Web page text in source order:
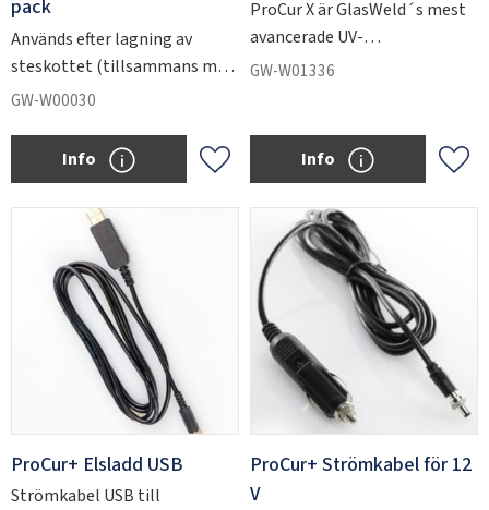
pack
Används efter lagning av
steskottet (tillsammans med
PitFiller GW-W04411) för att
GW-W00030
Add to favorites
Info
ProCur X är GlasWeld´s mest
avancerade UV-
härdningslampa för
GW-W01336
Add
Info
ProCur+ Elsladd USB
Strömkabel USB till
ProCur+ Strömkabel för 12
V